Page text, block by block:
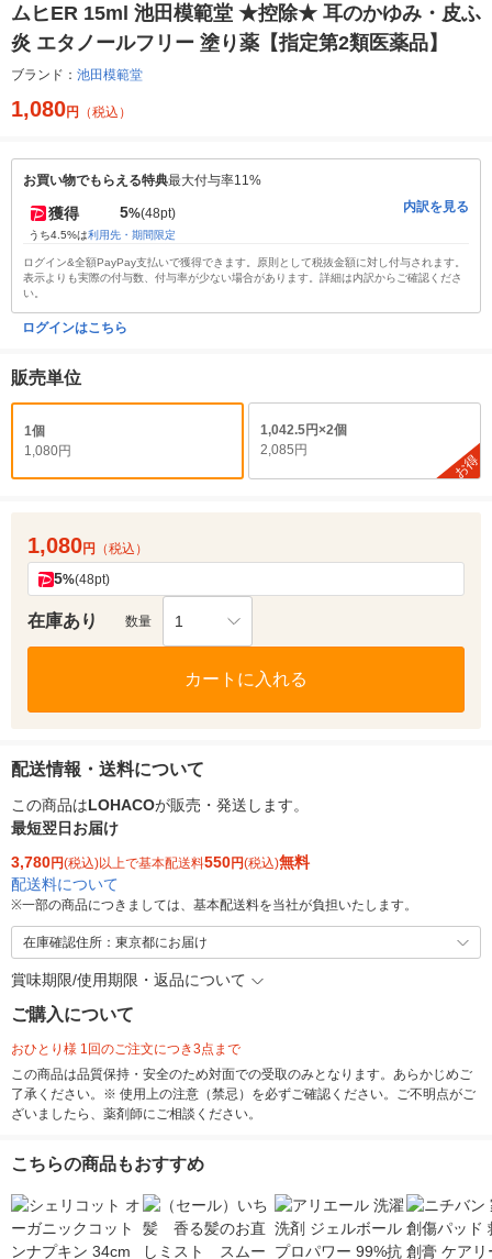
ムヒER 15ml 池田模範堂 ★控除★ 耳のかゆみ・皮ふ
炎 エタノールフリー 塗り薬【指定第2類医薬品】
ブランド： 池田模範堂
1,080円 （税込）
お買い物でもらえる特典最大付与率11%
獲得 5%(48pt)
うち4.5%は利用先・期間限定
内訳を見る
ログイン&全額PayPay支払いで獲得できます。原則として税抜金額に対し付与されます。
表示よりも実際の付与数、付与率が少ない場合があります。詳細は内訳からご確認くださ
い。
ログインはこちら
販売単位
1個
1,080円
1,042.5円×2個
2,085円
お得
1,080円 （税込）
5%(48pt)
在庫あり 数量 1
カートに入れる
配送情報・送料について
この商品はLOHACOが販売・発送します。
最短翌日お届け
3,780円(税込)以上で基本配送料550円(税込)無料
配送料について
※一部の商品につきましては、基本配送料を当社が負担いたします。
在庫確認住所：東京都にお届け
賞味期限/使用期限・返品について
ご購入について
おひとり様 1回のご注文につき3点まで
この商品は品質保持・安全のため対面での受取のみとなります。あらかじめご
了承ください。※ 使用上の注意（禁忌）を必ずご確認ください。ご不明点がご
ざいましたら、薬剤師にご相談ください。
こちらの商品もおすすめ